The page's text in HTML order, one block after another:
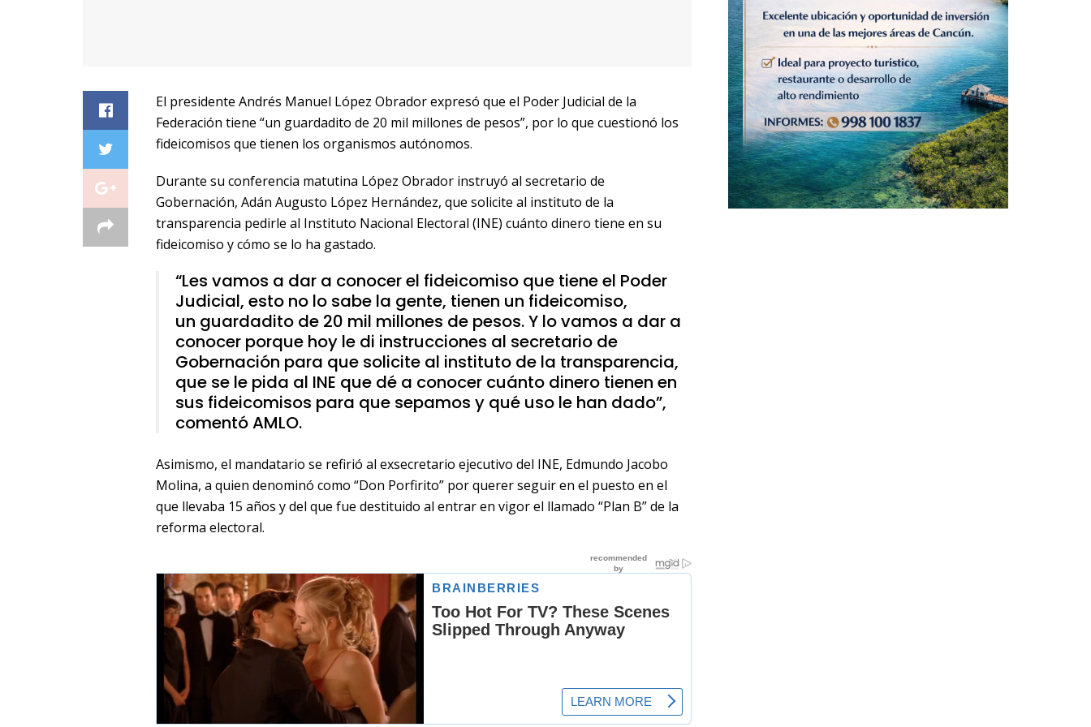
El presidente Andrés Manuel López Obrador expresó que el Poder Judicial de la
Federación tiene “un guardadito de 20 mil millones de pesos”, por lo que cuestionó los
fideicomisos que tienen los organismos autónomos.
Durante su conferencia matutina López Obrador instruyó al secretario de
Gobernación, Adán Augusto López Hernández, que solicite al instituto de la
transparencia pedirle al Instituto Nacional Electoral (INE) cuánto dinero tiene en su
fideicomiso y cómo se lo ha gastado.
“Les vamos a dar a conocer el fideicomiso que tiene el Poder
Judicial, esto no lo sabe la gente, tienen un fideicomiso,
un guardadito de 20 mil millones de pesos. Y lo vamos a dar a
conocer porque hoy le di instrucciones al secretario de
Gobernación para que solicite al instituto de la transparencia,
que se le pida al INE que dé a conocer cuánto dinero tienen en
sus fideicomisos para que sepamos y qué uso le han dado”,
comentó AMLO.
Asimismo, el mandatario se refirió al exsecretario ejecutivo del INE, Edmundo Jacobo
Molina, a quien denominó como “Don Porfirito” por querer seguir en el puesto en el
que llevaba 15 años y del que fue destituido al entrar en vigor el llamado “Plan B” de la
reforma electoral.